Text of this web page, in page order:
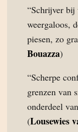
“Schrijver bij
weergaloos,
piesen, zo
Bouazza)
“Scherpe
grenzen van
onderdeel
(Lousewies